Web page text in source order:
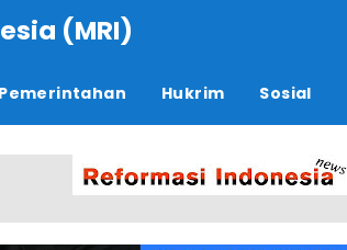
(MRI)
Pemerintahan Hukrim Sosial